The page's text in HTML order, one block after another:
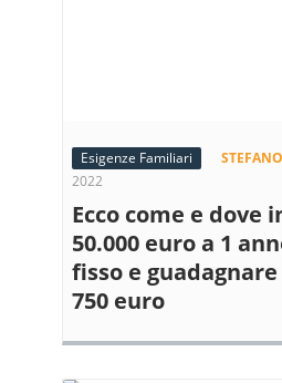
Esigenze Familiari
2022
Ecco come e dove
50.000 euro a 1
fisso e
750 euro